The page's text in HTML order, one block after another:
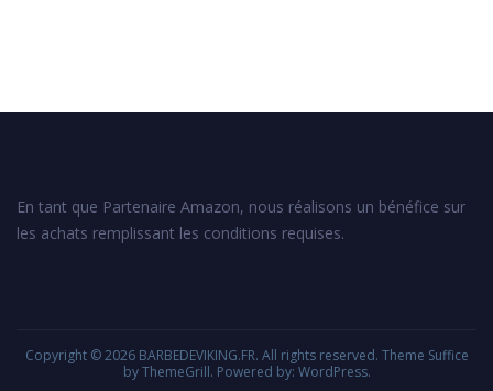
En tant que Partenaire Amazon, nous réalisons un bénéfice sur
les achats remplissant les conditions requises.
Copyright © 2026 BARBEDEVIKING.FR. All rights reserved. Theme Suffice
by ThemeGrill. Powered by: WordPress.